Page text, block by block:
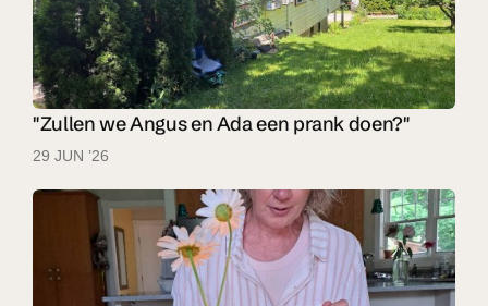
"Zullen we Angus en Ada een prank doen?"
29 JUN ’26